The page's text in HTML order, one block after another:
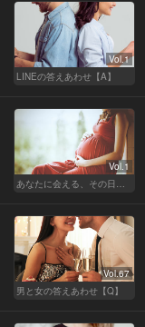
Vol.1
LINEの答えあわせ【A】
Vol.1
あなたに会える、その日まで
Vol.67
男と女の答えあわせ【Q】